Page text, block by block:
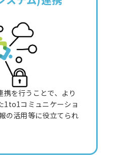
携を行うことで、より
1to1コミュニケーショ
の活用等に役立てられ